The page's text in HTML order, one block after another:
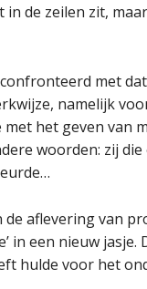
de zeilen zit,
met
namelijk
het geven van
woorden: zij
aflevering van
in een nieuw jasje.
hulde voor het